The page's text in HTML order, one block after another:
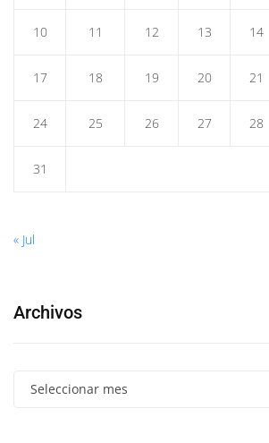
10 11 12 13 14
17 18 19 20 21
24 25 26 27 28
31
« Jul
Archivos
Seleccionar mes